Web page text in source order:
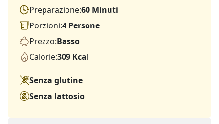
Preparazione:60 Minuti
Porzioni:4 Persone
Prezzo:Basso
Calorie:309 Kcal
Senza glutine
Senza lattosio